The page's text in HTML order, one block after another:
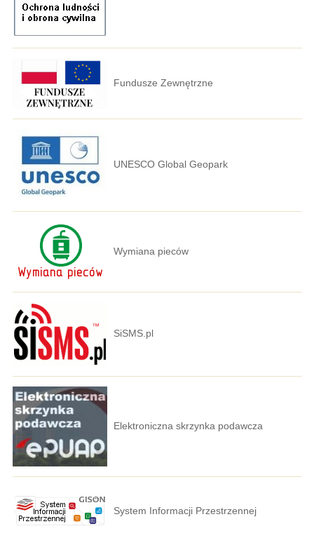
Fundusze Zewnętrzne
UNESCO Global Geopark
Wymiana pieców
SiSMS.pl
Elektroniczna skrzynka podawcza
System Informacji Przestrzennej